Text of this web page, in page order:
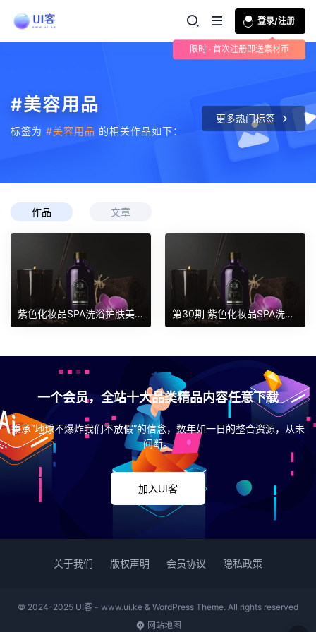
登录/注册
限时 · 首次注册即送素材币
#美容用品
标签为 #美容用品 的相关作品如下：
更多热门标签
作品 文章
紫色化妆品SPA洗浴护肤美容用品样机 第30期 第30期 紫色化妆品SPA洗浴护肤美容用品样机
一个会员，全站十大品类精品内容任意下载
秉承“地球不爆炸我们不放假”的信念，数年如一日的整合资源，从未
间断。
加入UI客
关于我们 版权声明 会员协议 隐私政策
© 2024-2025 UI客 - www.ui.ke & WordPress Theme. All rights reserved
网站地图